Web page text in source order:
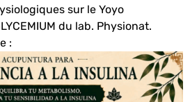
sur le Yoyo
du lab. Physionat.
: